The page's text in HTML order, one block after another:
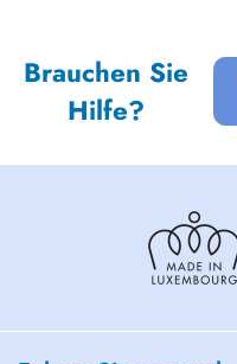
Brauchen Sie
Hilfe?